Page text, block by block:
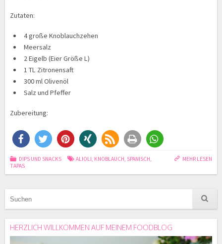
Zutaten:
4 große Knoblauchzehen
Meersalz
2 Eigelb (Eier Größe L)
1 TL Zitronensaft
300 ml Olivenöl
Salz und Pfeffer
Zubereitung:
MEHR LESEN
DIPS UND SNACKS ALIOLI, KNOBLAUCH, SPANISCH,
TAPAS
HERZLICH WILLKOMMEN AUF MEINEM FOODBLOG